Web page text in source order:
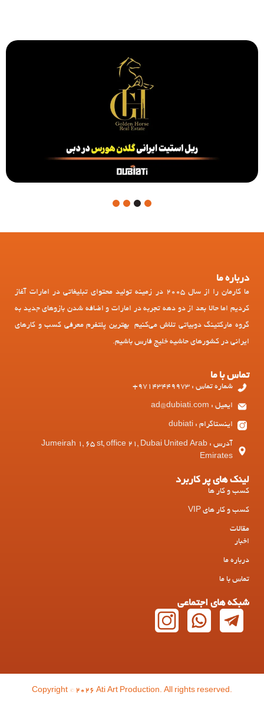
1
درباره ما
ما کارمان را از سال 2005 در زمینه تولید محتوای تبلیغاتی در امارات آغاز
کردیم اما حالا بعد از دو دهه تجربه در امارات و اضافه شدن بازوهای جدید به
گروه مارکتینگ دوبیاتی تلاش می‌کنیم بهترین پلتفرم معرفی کسب و کارهای
ایرانی در کشورهای حاشیه خلیج فارس باشیم.
تماس با ما
شماره تماس : 97143449973+
ایمیل : ad@dubiati.com
اینستاگرام : dubiati
آدرس : Jumeirah 1, 65 st, office 21, Dubai United Arab
Emirates
لینک های پر کاربرد
کسب و کار ها
کسب و کار های VIP
مقالات
اخبار
درباره ما
تماس با ما
شبکه های اجتماعی
Copyright © 2026 Ati Art Production. All rights reserved.